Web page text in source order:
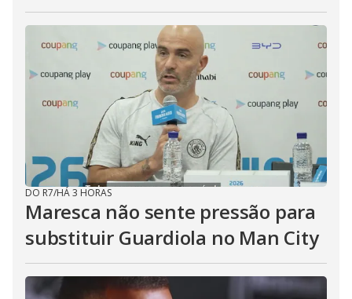
DO R7/HÁ 3 HORAS
Maresca não sente pressão para
substituir Guardiola no Man City